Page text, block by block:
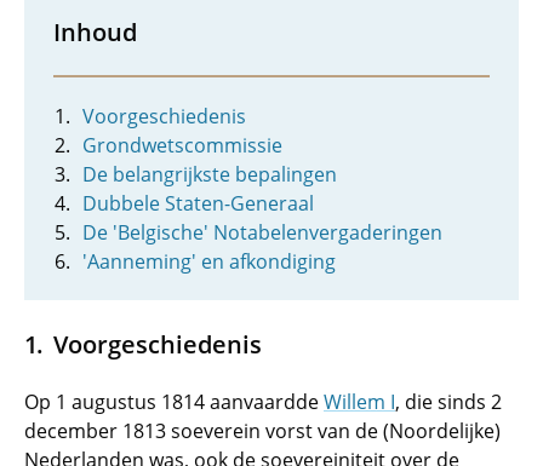
Inhoud
Voorgeschiedenis
Grondwetscommissie
De belangrijkste bepalingen
Dubbele Staten-Generaal
De 'Belgische' Notabelenvergaderingen
'Aanneming' en afkondiging
Voorgeschiedenis
Op 1 augustus 1814 aanvaarddeWillem I, die sinds 2
december 1813 soeverein vorst van de (Noordelijke)
Nederlanden was, ook de soevereiniteit over de